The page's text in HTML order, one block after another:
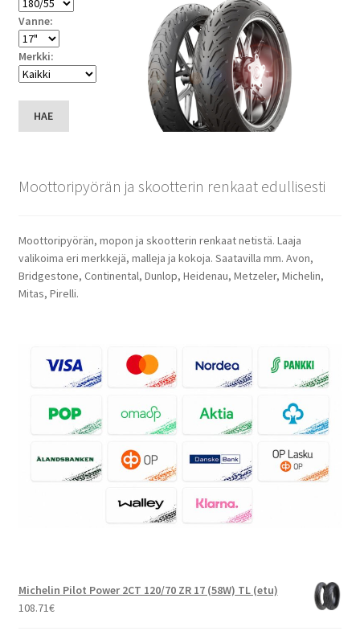
Vanne:
Merkki:
HAE
Moottoripyörän ja skootterin renkaat edullisesti
Moottoripyörän, mopon ja skootterin renkaat netistä. Laaja
valikoima eri merkkejä, malleja ja kokoja. Saatavilla mm. Avon,
Bridgestone, Continental, Dunlop, Heidenau, Metzeler, Michelin,
Mitas, Pirelli.
Michelin Pilot Power 2CT 120/70 ZR 17 (58W) TL (etu)
108.71€